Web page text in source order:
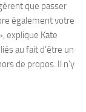
que passer
également votre
explique Kate
au fait d’être un
de propos. Il n’y